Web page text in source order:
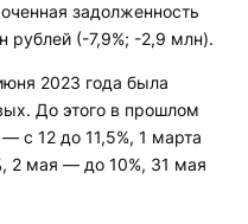
задолженность
рублей (-7,9%; -2,9 млн).
2023 года была
До этого в прошлом
с 12 до 11,5%, 1 марта
2 мая — до 10%, 31 мая